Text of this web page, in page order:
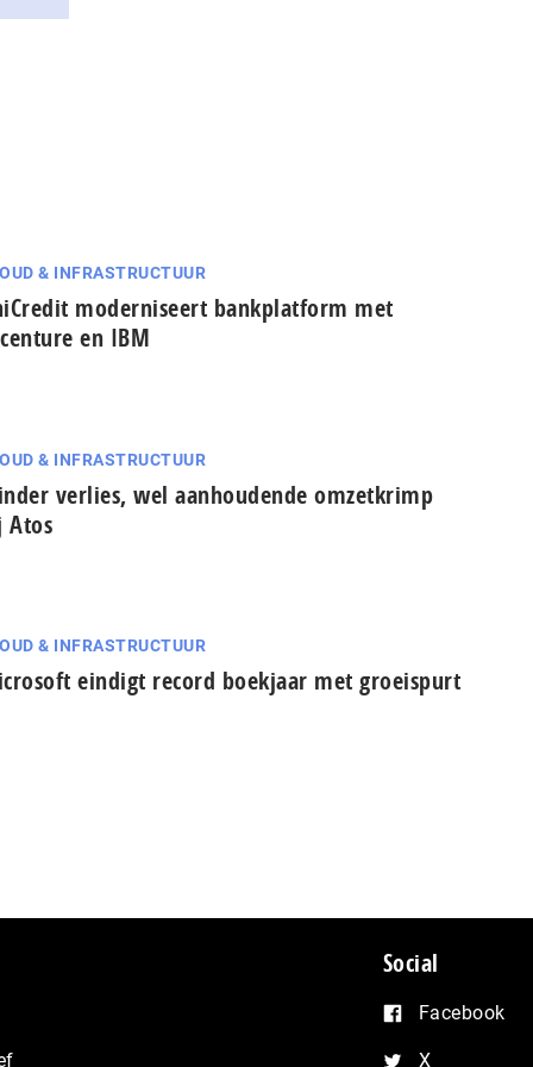
& INFRASTRUCTUUR
moderniseert bankplatform met
en IBM
& INFRASTRUCTUUR
verlies, wel aanhoudende omzetkrimp
Atos
& INFRASTRUCTUUR
eindigt record boekjaar met groeispurt
Social
Facebook
X